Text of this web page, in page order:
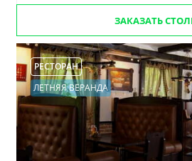
ЗАКАЗАТЬ
РЕСТОРАН
ЛЕТНЯЯ ВЕРАНДА